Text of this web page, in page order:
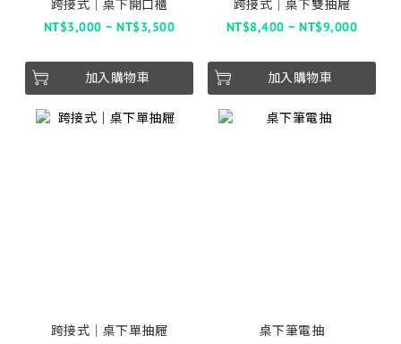
跨接式│桌下開口櫃
NT$3,000 ~ NT$3,500
加入購物車
跨接式│桌下雙抽屜
NT$8,400 ~ NT$9,000
加入購物車
跨接式│桌下單抽屜
桌下筆電抽